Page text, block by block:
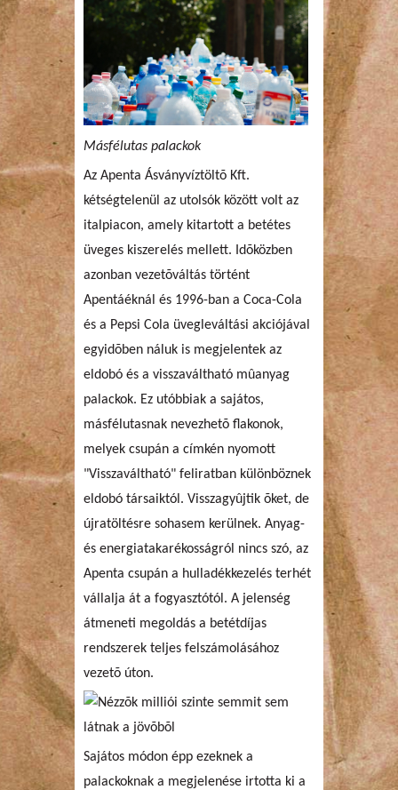
Másfélutas palackok
Az Apenta Ásványvíztöltõ Kft.
kétségtelenül az utolsók között volt az
italpiacon, amely kitartott a betétes
üveges kiszerelés mellett. Idõközben
azonban vezetõváltás történt
Apentáéknál és 1996-ban a Coca-Cola
és a Pepsi Cola üvegleváltási akciójával
egyidõben náluk is megjelentek az
eldobó és a visszaváltható mûanyag
palackok. Ez utóbbiak a sajátos,
másfélutasnak nevezhetõ flakonok,
melyek csupán a címkén nyomott
"Visszaváltható" feliratban különböznek
eldobó társaiktól. Visszagyûjtik õket, de
újratöltésre sohasem kerülnek. Anyag-
és energiatakarékosságról nincs szó, az
Apenta csupán a hulladékkezelés terhét
vállalja át a fogyasztótól. A jelenség
átmeneti megoldás a betétdíjas
rendszerek teljes felszámolásához
vezetõ úton.
Sajátos módon épp ezeknek a
palackoknak a megjelenése irtotta ki a